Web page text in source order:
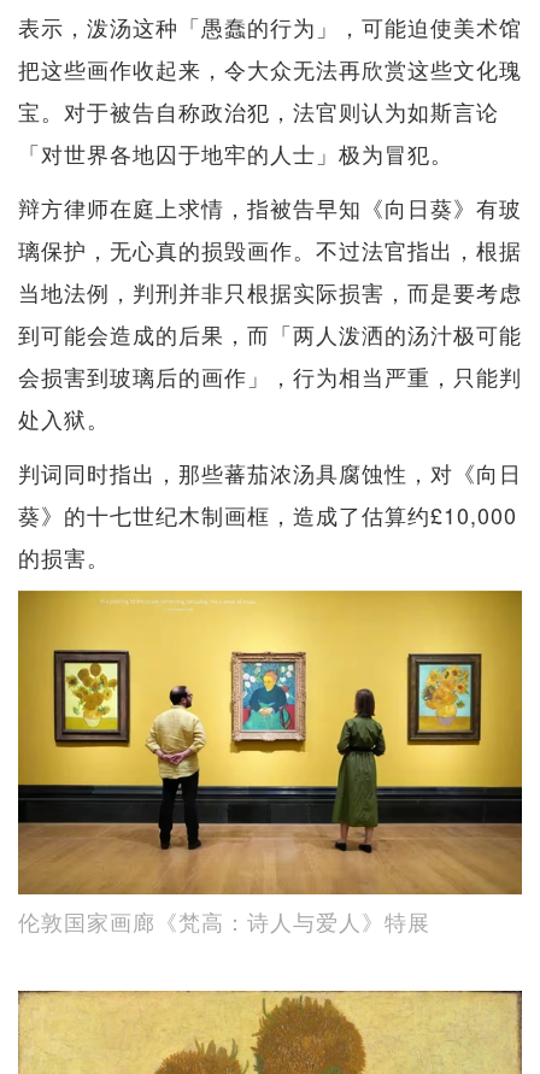
表示，泼汤这种「愚蠢的行为」，可能迫使美术馆
把这些画作收起来，令大众无法再欣赏这些文化瑰
宝。对于被告自称政治犯，法官则认为如斯言论
「对世界各地囚于地牢的人士」极为冒犯。
辩方律师在庭上求情，指被告早知《向日葵》有玻
璃保护，无心真的损毁画作。不过法官指出，根据
当地法例，判刑并非只根据实际损害，而是要考虑
到可能会造成的后果，而「两人泼洒的汤汁极可能
会损害到玻璃后的画作」，行为相当严重，只能判
处入狱。
判词同时指出，那些蕃茄浓汤具腐蚀性，对《向日
葵》的十七世纪木制画框，造成了估算约£10,000
的损害。
伦敦国家画廊《梵高：诗人与爱人》特展